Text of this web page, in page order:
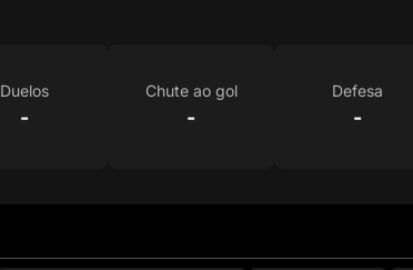
Duelos
-
Chute ao gol
-
Defesa
-